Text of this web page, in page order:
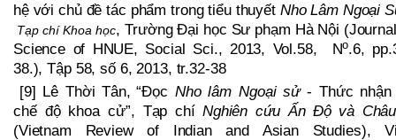
hệ với chủ đề tác phẩm trong tiểu thuyết Nho Lâm Ngoại
Tạp chí Khoa học, Trường Đại học Sư phạm Hà Nội
Science of HNUE, Social Sci., 2013, Vol.58, No.6,
38.), Tập 58, số 6, 2013, tr.32-38
[9] Lê Thời Tân, “Đọc Nho lâm Ngoại sử- Thức nhận
chế độ khoa cử”, Tạp chíNghiên cứu Ấn Độ và
(Vietnam Review of Indian and Asian Studies),